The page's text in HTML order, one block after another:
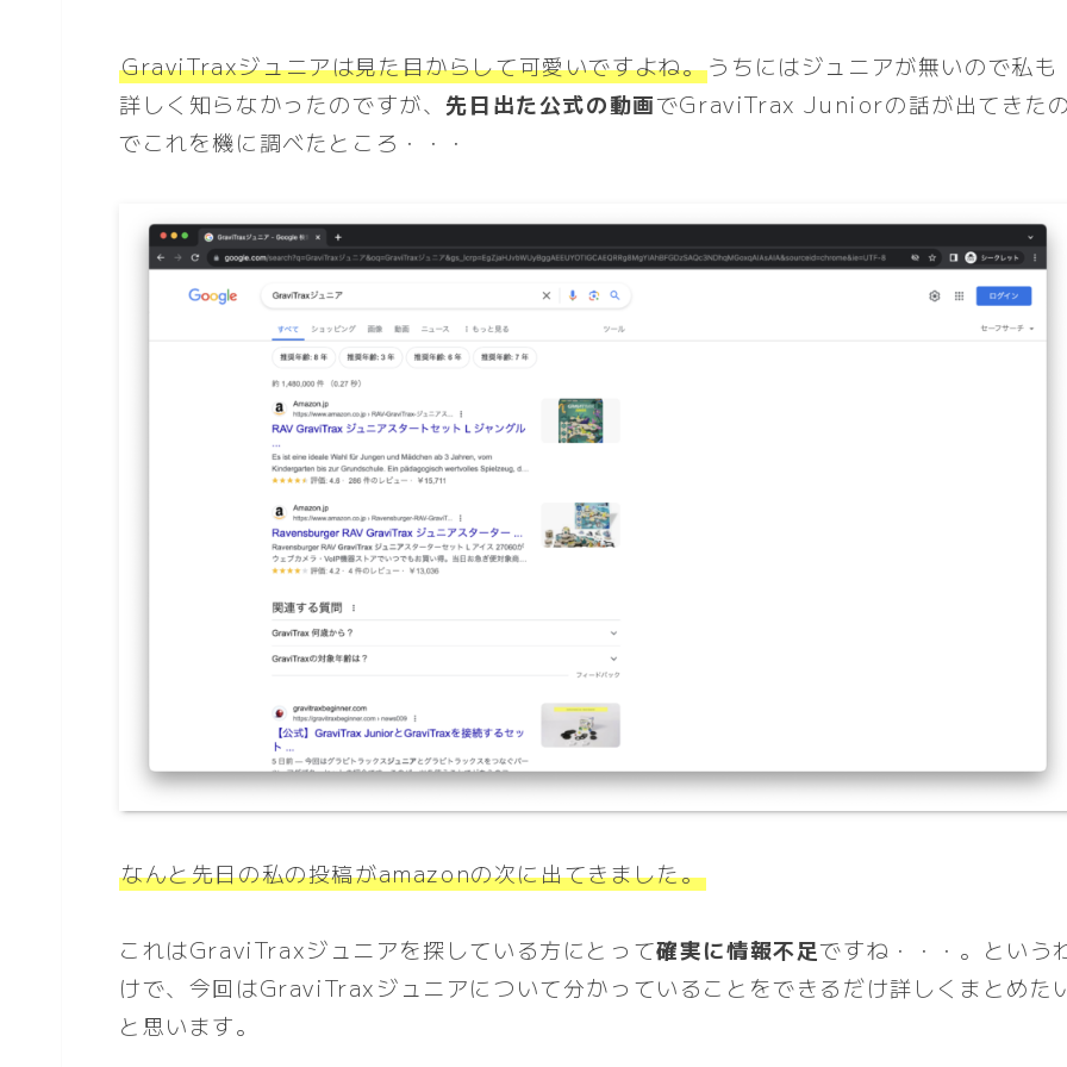
GraviTraxジュニアは見た目からして可愛いですよね。うちにはジュニアが無いので私も
詳しく知らなかったのですが、 先日出た公式の動画でGraviTrax Juniorの話が出てきた
でこれを機に調べたところ・・・
なんと先日の私の投稿がamazonの次に出てきました。
これはGraviTraxジュニアを探している方にとって確実に情報不足ですね・・・。という
けで、今回はGraviTraxジュニアについて分かっていることをできるだけ詳しくまとめた
と思います。